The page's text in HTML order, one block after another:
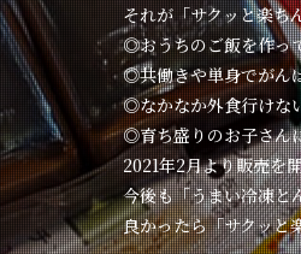
それが「サクッと楽ち
◎おうちのご飯を作っ
◎共働きや単身でがん
◎なかなか外食行けな
◎育ち盛りのお子さん
2021年2月より販売を
今後も「うまい冷凍と
良かったら「サクッと